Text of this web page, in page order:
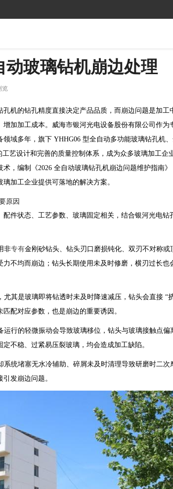
玻璃钻机崩边处理
览
机的钻孔精度直接决定产品品质，而崩边问题是加工
加加工成本。威海市银河光电设备股份有限公司作为
域多年，旗下 YHHG06 型全自动多功能玻璃钻孔机
工艺设计和完善的质量控制体系，成为众多玻璃加工企
，编制《2026 全自动玻璃钻孔机崩边问题维护指南
加工企业提供可落地的解决方案。
原因
件状态、工艺参数、玻璃固定相关，结合银河光电钻
非专有金刚砂钻头、钻头刃口磨损钝化、双刃不对称或
力不均而崩边；钻头长期使用未及时修磨，横刃过长也
尤其是玻璃即将钻透时未及时降速减压，钻头会直接 “
配对应参数，也是崩边的重要诱因。
行的轻微振动会导致玻璃移位，钻头与玻璃接触点偏
不稳、过紧易压裂玻璃，均会造成加工缺陷。
系统堵塞无水冷辅助、碎屑未及时清理导致研磨时二次
发崩边问题。